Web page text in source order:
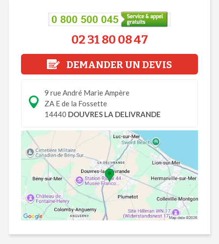
02 31 80 08 47
DEMANDER UN DEVIS
9 rue André Marie Ampère
ZA E de la Fossette
14440 DOUVRES LA DELIVRANDE